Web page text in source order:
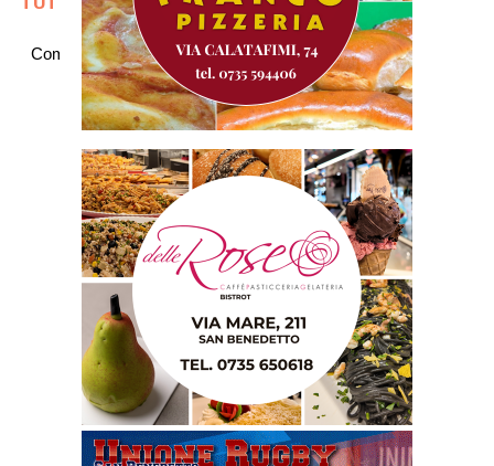
Commenti